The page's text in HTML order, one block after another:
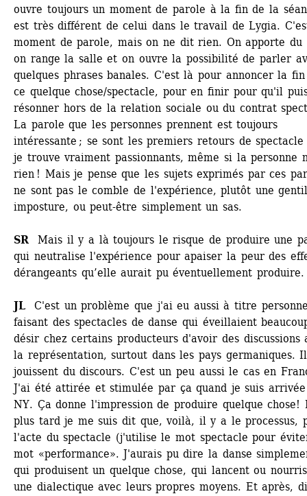
ouvre toujours un moment de parole à la fin de la
est très différent de celui dans le travail de Lygia.
moment de parole, mais on ne dit rien. On apporte du
on range la salle et on ouvre la possibilité de parler
quelques phrases banales. C'est là pour annoncer la
ce quelque chose/spectacle, pour en finir pour qu'il
résonner hors de la relation sociale ou du contrat
La parole que les personnes prennent est toujours
intéressante ; se sont les premiers retours de spectacle
je trouve vraiment passionnants, même si la personne
rien ! Mais je pense que les sujets exprimés par ces
ne sont pas le comble de l'expérience, plutôt une
imposture, ou peut-être simplement un sas.
SR Mais il y a là toujours le risque de produire une
qui neutralise l'expérience pour apaiser la peur des
dérangeants qu’elle aurait pu éventuellement produire.
JL C'est un problème que j'ai eu aussi à titre
faisant des spectacles de danse qui éveillaient
désir chez certains producteurs d'avoir des discussions
la représentation, surtout dans les pays germaniques.
jouissent du discours. C'est un peu aussi le cas en
J'ai été attirée et stimulée par ça quand je suis
NY. Ça donne l'impression de produire quelque chose!
plus tard je me suis dit que, voilà, il y a le processus,
l'acte du spectacle (j'utilise le mot spectacle pour
mot «performance». J'aurais pu dire la danse
qui produisent un quelque chose, qui lancent ou
une dialectique avec leurs propres moyens. Et après,